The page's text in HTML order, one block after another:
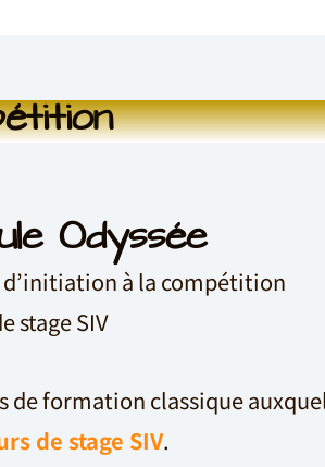
Odyssée
d’initiation à la compétition
stage SIV
de formation classique
de stage SIV.